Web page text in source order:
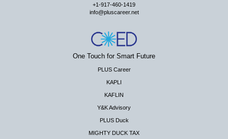
+1-917-460-1419
info@pluscareer.net
One Touch for Smart Future
PLUS Career
KAPLI
KAFLIN
Y&K Advisory
PLUS Duck
MIGHTY DUCK TAX